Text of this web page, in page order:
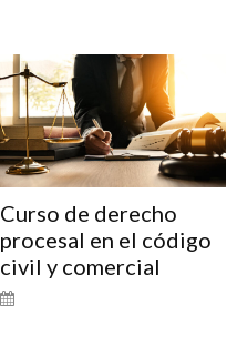
Curso de derecho
procesal en el código
civil y comercial